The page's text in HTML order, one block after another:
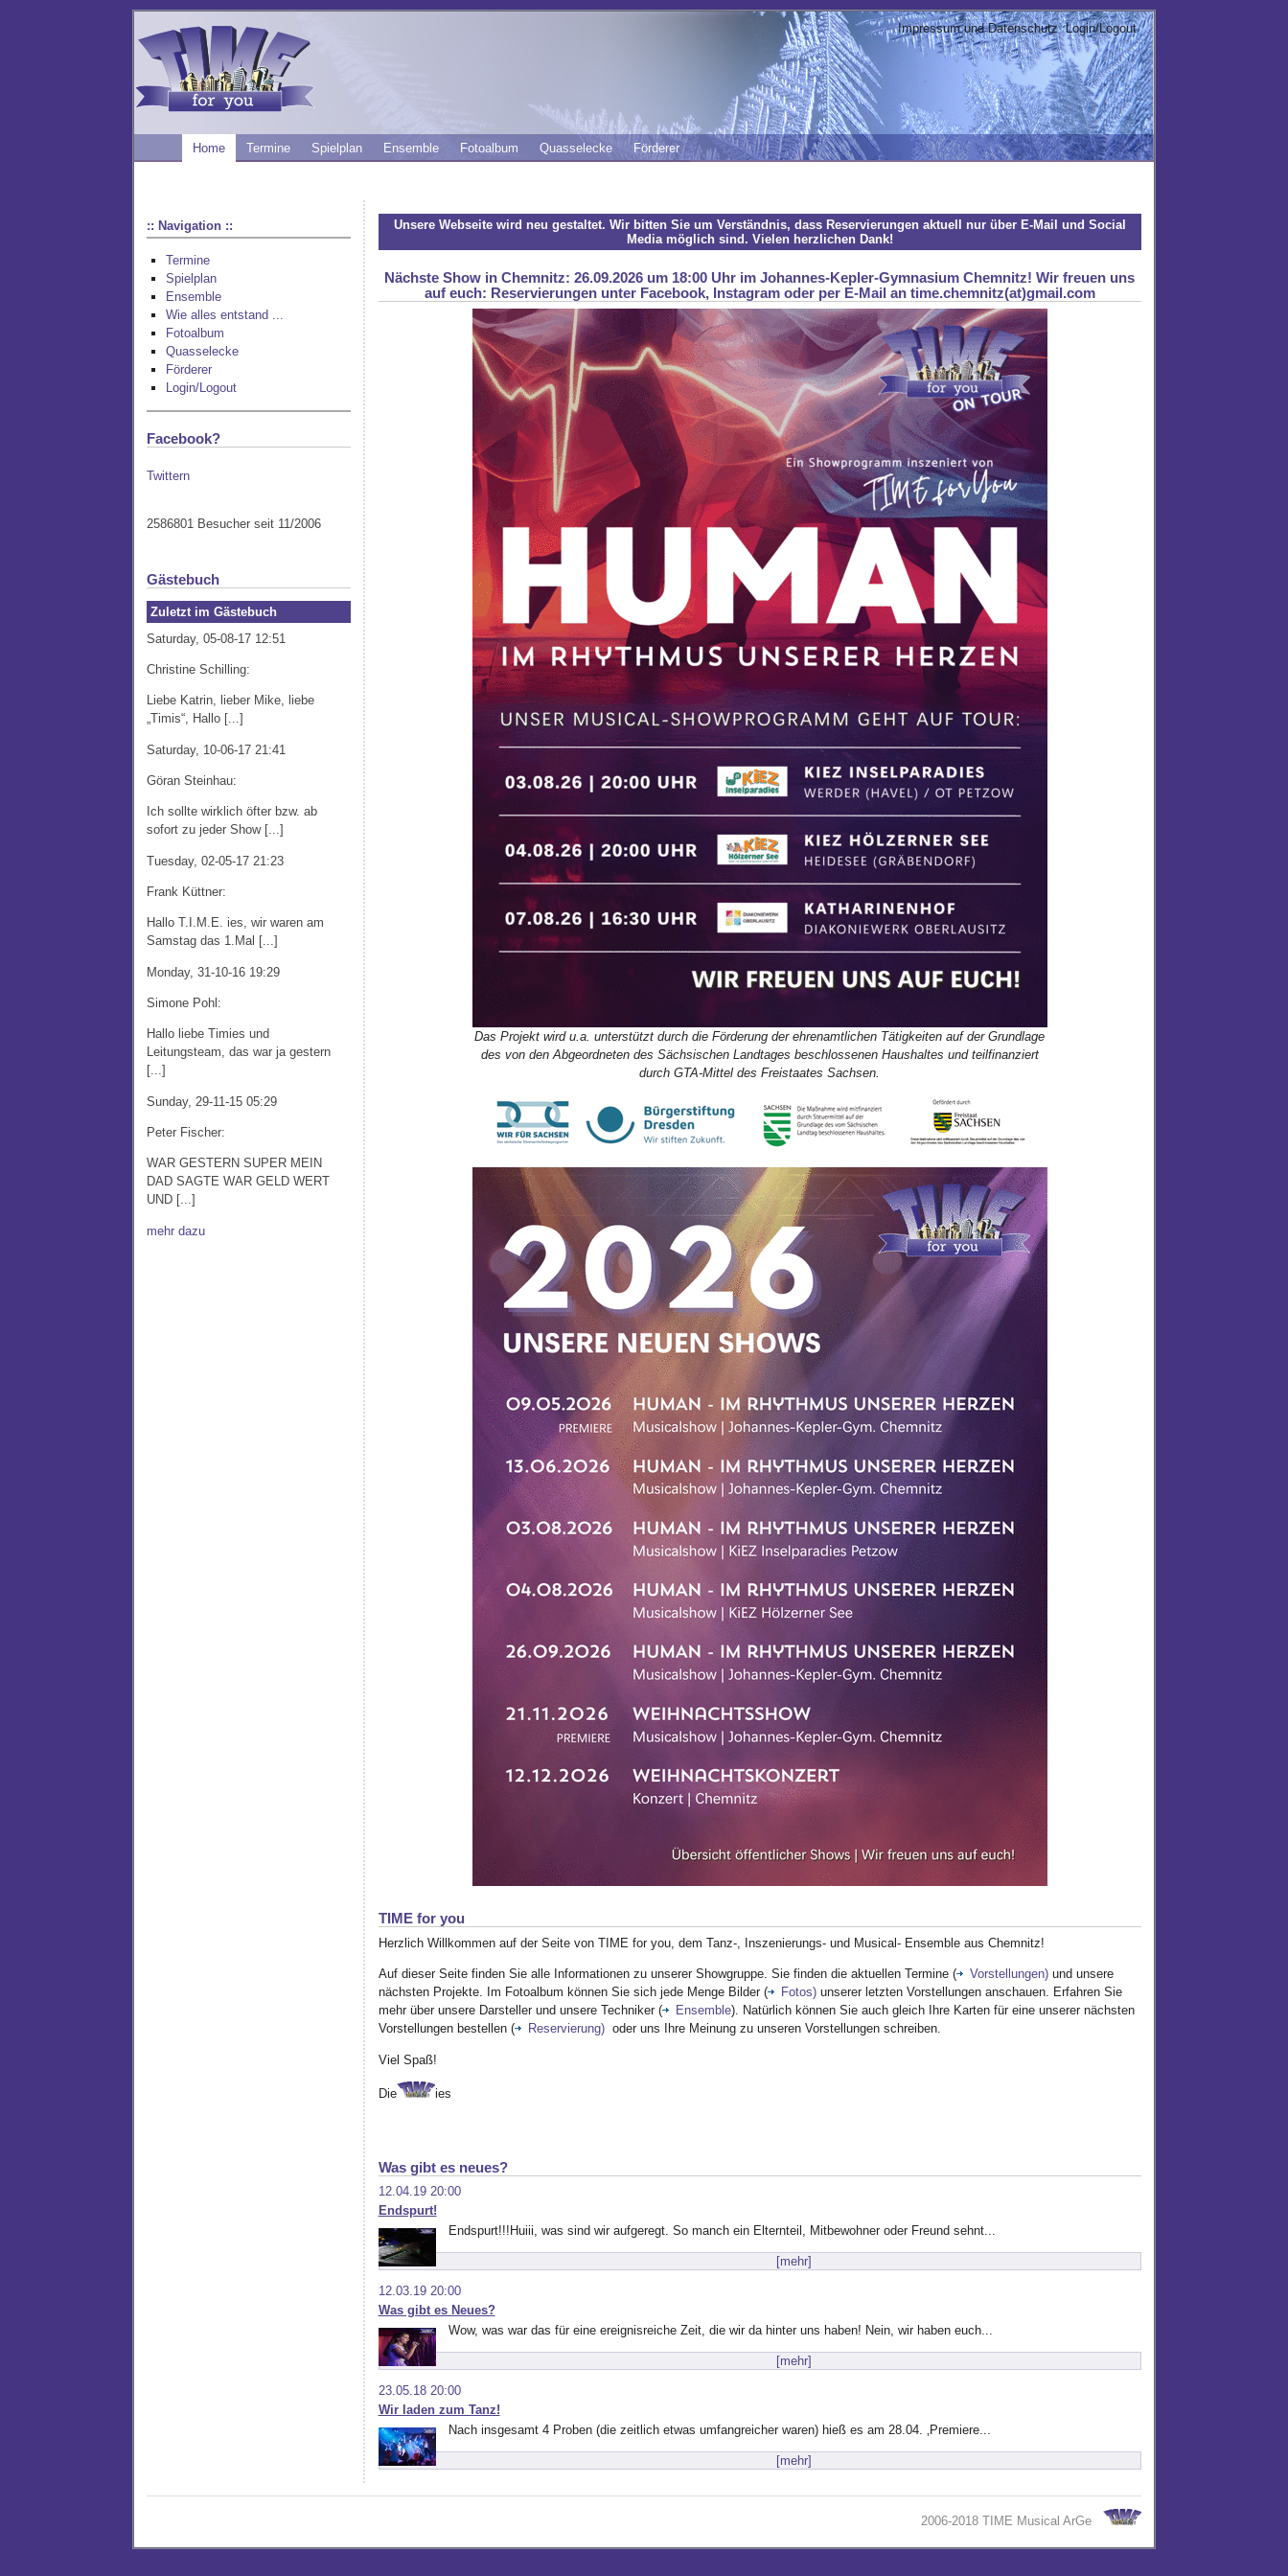
Impressum und Datenschutz Login/Logout
Home Termine Spielplan Ensemble Fotoalbum Quasselecke Förderer
:: Navigation ::
Termine
Spielplan
Ensemble
Wie alles entstand ...
Fotoalbum
Quasselecke
Förderer
Login/Logout
Facebook?
Twittern
2586801 Besucher seit 11/2006
Gästebuch
Zuletzt im Gästebuch
Saturday, 05-08-17 12:51
Christine Schilling:
Liebe Katrin, lieber Mike, liebe
„Timis“, Hallo [...]
Saturday, 10-06-17 21:41
Göran Steinhau:
Ich sollte wirklich öfter bzw. ab
sofort zu jeder Show [...]
Tuesday, 02-05-17 21:23
Frank Küttner:
Hallo T.I.M.E. ies, wir waren am
Samstag das 1.Mal [...]
Monday, 31-10-16 19:29
Simone Pohl:
Hallo liebe Timies und
Leitungsteam, das war ja gestern
[...]
Sunday, 29-11-15 05:29
Peter Fischer:
WAR GESTERN SUPER MEIN
DAD SAGTE WAR GELD WERT
UND [...]
mehr dazu
Unsere Webseite wird neu gestaltet. Wir bitten Sie um Verständnis, dass Reservierungen aktuell nur über E-Mail und Social
Media möglich sind. Vielen herzlichen Dank!
Nächste Show in Chemnitz: 26.09.2026 um 18:00 Uhr im Johannes-Kepler-Gymnasium Chemnitz! Wir freuen uns
auf euch: Reservierungen unter Facebook, Instagram oder per E-Mail an time.chemnitz(at)gmail.com
Das Projekt wird u.a. unterstützt durch die Förderung der ehrenamtlichen Tätigkeiten auf der Grundlage
des von den Abgeordneten des Sächsischen Landtages beschlossenen Haushaltes und teilfinanziert
durch GTA-Mittel des Freistaates Sachsen.
TIME for you
Herzlich Willkommen auf der Seite von TIME for you, dem Tanz-, Inszenierungs- und Musical- Ensemble aus Chemnitz!
Auf dieser Seite finden Sie alle Informationen zu unserer Showgruppe. Sie finden die aktuellen Termine ( Vorstellungen) und unsere
nächsten Projekte. Im Fotoalbum können Sie sich jede Menge Bilder (
Fotos) unserer letzten Vorstellungen anschauen. Erfahren Sie
mehr über unsere Darsteller und unsere Techniker (
Ensemble). Natürlich können Sie auch gleich Ihre Karten für eine unserer nächsten
Vorstellungen bestellen (
Reservierung) oder uns Ihre Meinung zu unseren Vorstellungen schreiben.
Viel Spaß!
Die ies
Was gibt es neues?
12.04.19 20:00
Endspurt!
Endspurt!!!Huiii, was sind wir aufgeregt. So manch ein Elternteil, Mitbewohner oder Freund sehnt...
[mehr]
12.03.19 20:00
Was gibt es Neues?
Wow, was war das für eine ereignisreiche Zeit, die wir da hinter uns haben! Nein, wir haben euch...
[mehr]
23.05.18 20:00
Wir laden zum Tanz!
Nach insgesamt 4 Proben (die zeitlich etwas umfangreicher waren) hieß es am 28.04. ‚Premiere...
[mehr]
2006-2018 TIME Musical ArGe